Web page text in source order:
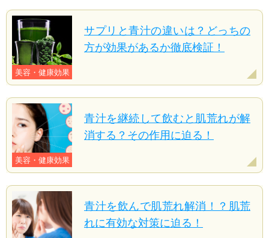
美容・健康効果
サプリと青汁の違いは？どっちの
方が効果があるか徹底検証！
美容・健康効果
青汁を継続して飲むと肌荒れが解
消する？その作用に迫る！
青汁を飲んで肌荒れ解消！？肌荒
れに有効な対策に迫る！